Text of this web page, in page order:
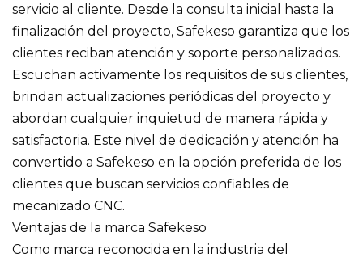
servicio al cliente. Desde la consulta inicial hasta la
finalización del proyecto, Safekeso garantiza que los
clientes reciban atención y soporte personalizados.
Escuchan activamente los requisitos de sus clientes,
brindan actualizaciones periódicas del proyecto y
abordan cualquier inquietud de manera rápida y
satisfactoria. Este nivel de dedicación y atención ha
convertido a Safekeso en la opción preferida de los
clientes que buscan servicios confiables de
mecanizado CNC.
Ventajas de la marca Safekeso
Como marca reconocida en la industria del